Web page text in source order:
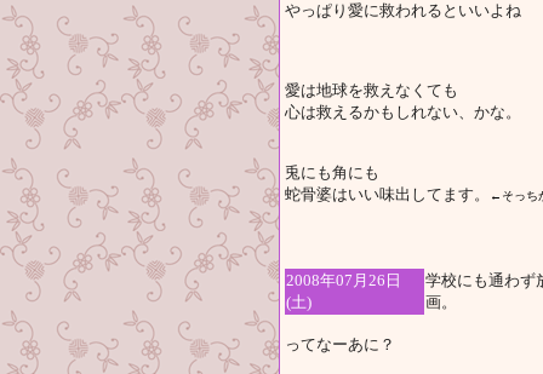
やっぱり愛に救われるといいよね
愛は地球を救えなくても
心は救えるかもしれない、かな。
兎にも角にも
蛇骨婆はいい味出してます。
←そっち
2008年07月26日
(土)
学校にも通わず
画。
ってなーあに？